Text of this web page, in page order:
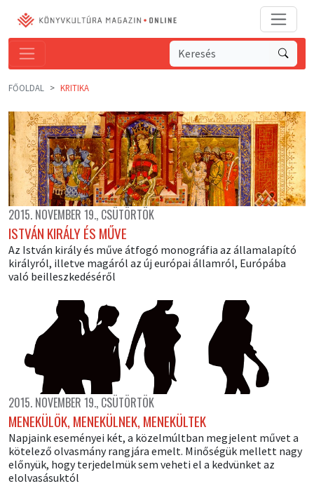
FŐOLDAL KRITIKA
2015. NOVEMBER 19., CSÜTÖRTÖK
ISTVÁN KIRÁLY ÉS MŰVE
Az István király és műve átfogó monográfia az államalapító
királyról, illetve magáról az új európai államról, Európába
való beilleszkedéséről
2015. NOVEMBER 19., CSÜTÖRTÖK
MENEKÜLÖK, MENEKÜLNEK, MENEKÜLTEK
Napjaink eseményei két, a közelmúltban megjelent művet a
kötelező olvasmány rangjára emelt. Minőségük mellett nagy
előnyük, hogy terjedelmük sem veheti el a kedvünket az
elolvasásuktól